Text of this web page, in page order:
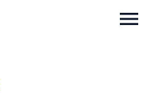
menu